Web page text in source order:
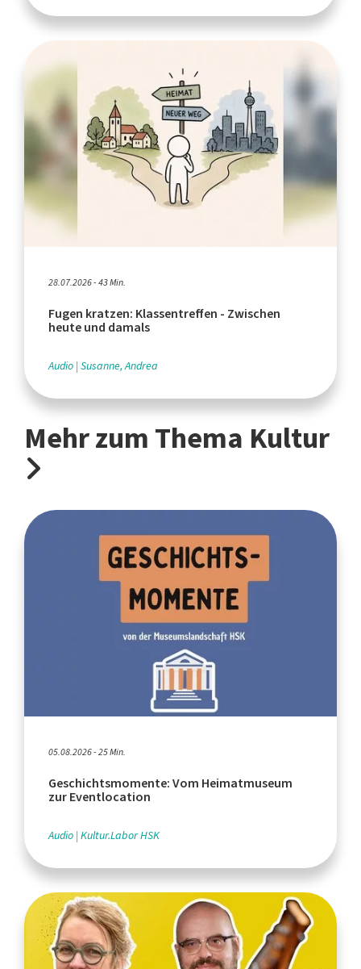
28.07.2026 - 43 Min.
Fugen kratzen: Klassentreffen - Zwischen
heute und damals
Audio Susanne, Andrea
Mehr zum Thema Kultur
05.08.2026 - 25 Min.
Geschichtsmomente: Vom Heimatmuseum
zur Eventlocation
Audio Kultur.Labor HSK